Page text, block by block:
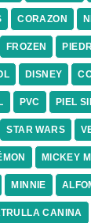
CORAZON
FROZEN
DISNEY
PVC PIEL
STAR WARS
MICKEY
MINNIE
CANINA